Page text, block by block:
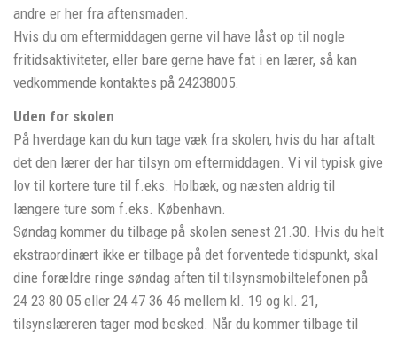
andre er her fra aftensmaden.
Hvis du om eftermiddagen gerne vil have låst op til nogle
fritidsaktiviteter, eller bare gerne have fat i en lærer, så kan
vedkommende kontaktes på 24238005.
Uden for skolen
På hverdage kan du kun tage væk fra skolen, hvis du har aftalt
det den lærer der har tilsyn om eftermiddagen. Vi vil typisk give
lov til kortere ture til f.eks. Holbæk, og næsten aldrig til
længere ture som f.eks. København.
Søndag kommer du tilbage på skolen senest 21.30. Hvis du helt
ekstraordinært ikke er tilbage på det forventede tidspunkt, skal
dine forældre ringe søndag aften til tilsynsmobiltelefonen på
24 23 80 05 eller 24 47 36 46 mellem kl. 19 og kl. 21,
tilsynslæreren tager mod besked. Når du kommer tilbage til